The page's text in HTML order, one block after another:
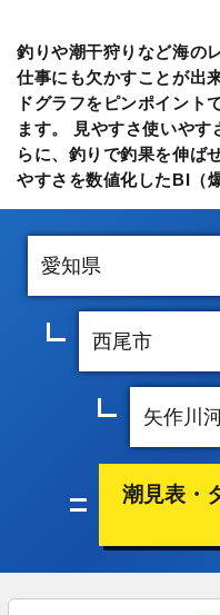
釣りや潮干狩りなど海の
仕事にも欠かすことが出
ドグラフをピンポイント
ます。 見やすさ使いや
らに、釣りで釣果を伸ば
やすさを数値化したBI（
潮見表・